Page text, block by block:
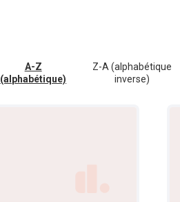
A-Z
(alphabétique)
Z-A (alphabétique
inverse)